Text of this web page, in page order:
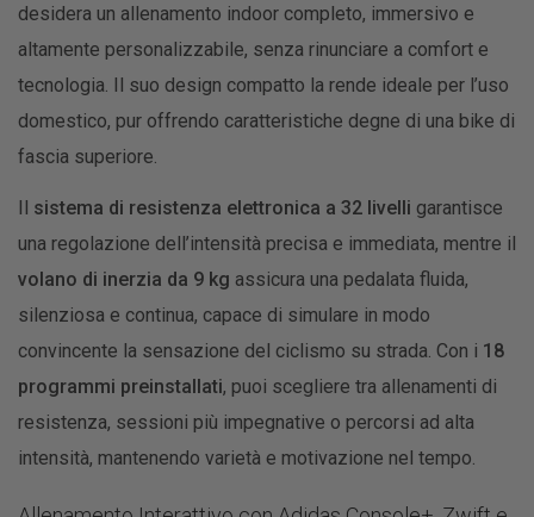
desidera un allenamento indoor completo, immersivo e
altamente personalizzabile, senza rinunciare a comfort e
tecnologia. Il suo design compatto la rende ideale per l’uso
domestico, pur offrendo caratteristiche degne di una bike di
fascia superiore.
Il sistema di resistenza elettronica a 32 livelli garantisce
una regolazione dell’intensità precisa e immediata, mentre il
volano di inerzia da 9 kg assicura una pedalata fluida,
silenziosa e continua, capace di simulare in modo
convincente la sensazione del ciclismo su strada. Con i 18
programmi preinstallati, puoi scegliere tra allenamenti di
resistenza, sessioni più impegnative o percorsi ad alta
intensità, mantenendo varietà e motivazione nel tempo.